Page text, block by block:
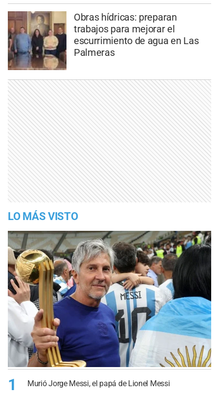
Obras hídricas: preparan
trabajos para mejorar el
escurrimiento de agua en Las
Palmeras
LO MÁS VISTO
1 Murió Jorge Messi, el papá de Lionel Messi